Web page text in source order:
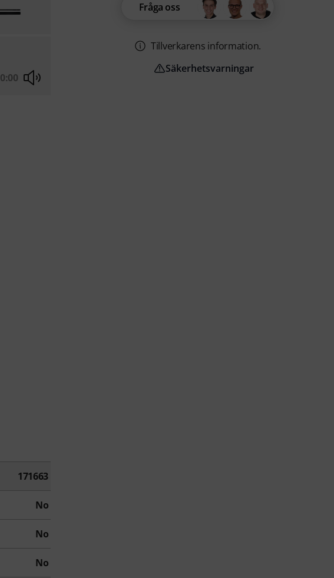
0:00
171663
No
No
No
Fråga oss
Tillverkarens information.
Säkerhetsvarningar